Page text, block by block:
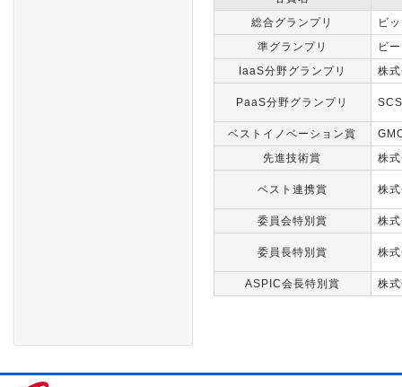
総合グランプリ
ビ
準グランプリ
ビ
IaaS分野グランプリ
株
PaaS分野グランプリ
ベストイノベーション賞
先進技術賞
株
ベスト連携賞 株
委員会特別賞 株
委員長特別賞 株
ASPIC会長特別賞 株